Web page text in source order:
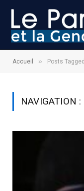
Accueil » Posts
NAVIGATION :